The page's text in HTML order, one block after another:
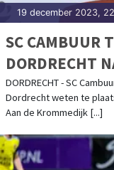
19 december 2023,
SC CAMBUUR
DORDRECHT
DORDRECHT - SC
Dordrecht weten te
Aan de Krommedijk [...]